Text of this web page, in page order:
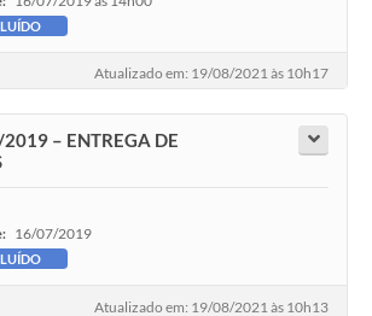
Atualizado em: 19/08/2021 às 10h17
– ENTREGA DE
16/07/2019
Atualizado em: 19/08/2021 às 10h13